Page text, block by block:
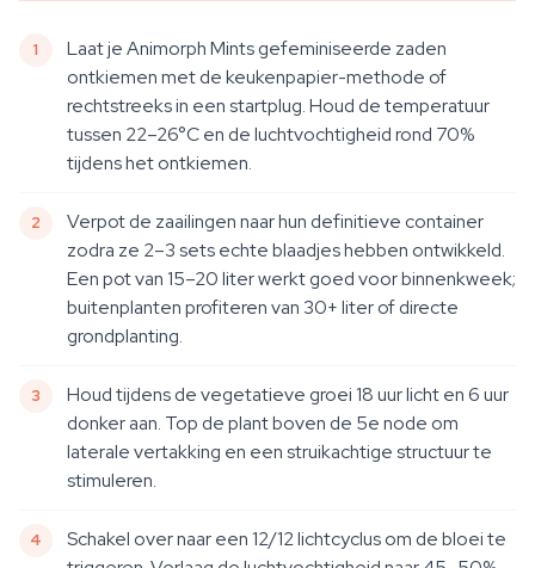
Laat je Animorph Mints gefeminiseerde zaden
ontkiemen met de keukenpapier-methode of
rechtstreeks in een startplug. Houd de temperatuur
tussen 22–26°C en de luchtvochtigheid rond 70%
tijdens het ontkiemen.
Verpot de zaailingen naar hun definitieve container
zodra ze 2–3 sets echte blaadjes hebben ontwikkeld.
Een pot van 15–20 liter werkt goed voor binnenkweek;
buitenplanten profiteren van 30+ liter of directe
grondplanting.
Houd tijdens de vegetatieve groei 18 uur licht en 6 uur
donker aan. Top de plant boven de 5e node om
laterale vertakking en een struikachtige structuur te
stimuleren.
Schakel over naar een 12/12 lichtcyclus om de bloei te